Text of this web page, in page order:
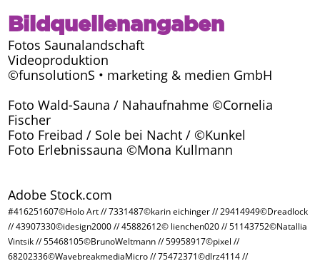
Bildquellenangaben
Fotos Saunalandschaft
Videoproduktion
©funsolutionS • marketing & medien GmbH
Foto Wald-Sauna / Nahaufnahme ©Cornelia
Fischer
Foto Freibad / Sole bei Nacht / ©Kunkel
Foto Erlebnissauna ©Mona Kullmann
Adobe Stock.com
#416251607©Holo Art // 7331487©karin eichinger // 29414949©Dreadlock
// 43907330©idesign2000 // 45882612© lienchen020 // 51143752©Natallia
Vintsik // 55468105©BrunoWeltmann // 59958917©pixel //
68202336©WavebreakmediaMicro // 75472371©dlrz4114 //